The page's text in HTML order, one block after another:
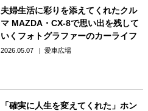
夫婦生活に彩りを添えてくれたクル
マ MAZDA・CX-8で思い出を残して
いくフォトグラファーのカーライフ
2026.05.07 愛車広場
「確実に人生を変えてくれた」ホン